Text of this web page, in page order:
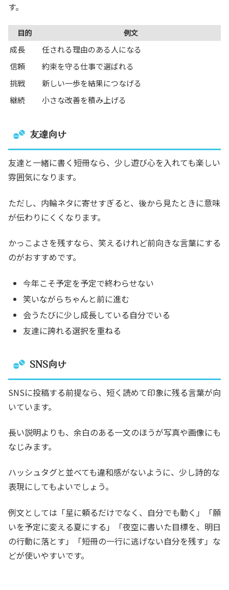
す。
目的 例文
成長
任される理由のある人になる
信頼
約束を守る仕事で選ばれる
挑戦
新しい一歩を結果につなげる
継続
小さな改善を積み上げる
友達向け
友達と一緒に書く短冊なら、少し遊び心を入れても楽しい
雰囲気になります。
ただし、内輪ネタに寄せすぎると、後から見たときに意味
が伝わりにくくなります。
かっこよさを残すなら、笑えるけれど前向きな言葉にする
のがおすすめです。
今年こそ予定を予定で終わらせない
笑いながらちゃんと前に進む
会うたびに少し成長している自分でいる
友達に誇れる選択を重ねる
SNS向け
SNSに投稿する前提なら、短く読めて印象に残る言葉が向
いています。
長い説明よりも、余白のある一文のほうが写真や画像にも
なじみます。
ハッシュタグと並べても違和感がないように、少し詩的な
表現にしてもよいでしょう。
例文としては「星に頼るだけでなく、自分でも動く」「願
いを予定に変える夏にする」「夜空に書いた目標を、明日
の行動に落とす」「短冊の一行に逃げない自分を残す」な
どが使いやすいです。